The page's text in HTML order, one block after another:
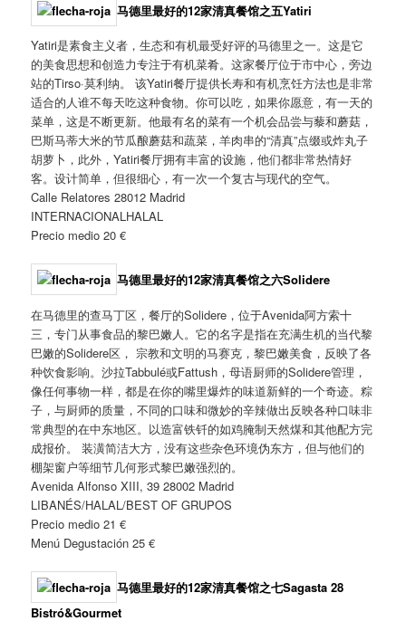
马德里最好的12家清真餐馆之五Yatiri
Yatiri是素食主义者，生态和有机最受好评的马德里之一。这是它
的美食思想和创造力专注于有机菜肴。这家餐厅位于市中心，旁边
站的Tirso·莫利纳。 该Yatiri餐厅提供长寿和有机烹饪方法也是非常
适合的人谁不每天吃这种食物。你可以吃，如果你愿意，有一天的
菜单，这是不断更新。他最有名的菜有一个机会品尝与藜和蘑菇，
巴斯马蒂大米的节瓜酿蘑菇和蔬菜，羊肉串的“清真”点缀或炸丸子
胡萝卜，此外，Yatiri餐厅拥有丰富的设施，他们都非常热情好
客。设计简单，但很细心，有一次一个复古与现代的空气。
Calle Relatores 28012 Madrid
INTERNACIONALHALAL
Precio medio 20 €
马德里最好的12家清真餐馆之六Solidere
在马德里的查马丁区，餐厅的Solidere，位于Avenida阿方索十
三，专门从事食品的黎巴嫩人。它的名字是指在充满生机的当代黎
巴嫩的Solidere区， 宗教和文明的马赛克，黎巴嫩美食，反映了各
种饮食影响。沙拉Tabbulé或Fattush，母语厨师的Solidere管理，
像任何事物一样，都是在你的嘴里爆炸的味道新鲜的一个奇迹。粽
子，与厨师的质量，不同的口味和微妙的辛辣做出反映各种口味非
常典型的在中东地区。以造富铁钎的如鸡腌制天然煤和其他配方完
成报价。 装潢简洁大方，没有这些杂色环境伪东方，但与他们的
棚架窗户等细节几何形式黎巴嫩强烈的。
Avenida Alfonso XIII, 39 28002 Madrid
LIBANÉS/HALAL/BEST OF GRUPOS
Precio medio 21 €
Menú Degustación 25 €
马德里最好的12家清真餐馆之七Sagasta 28
Bistró&Gourmet